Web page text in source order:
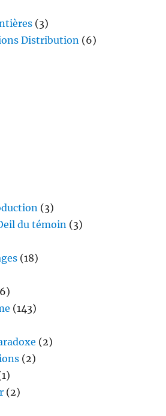
(3)
Distribution (6)
(3)
du témoin (3)
(18)
(143)
(2)
(2)
(2)